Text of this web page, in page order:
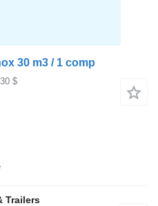
30 m3 / 1 comp
$
Trailers